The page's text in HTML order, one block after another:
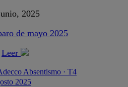
2025
de mayo 2025
Leer
Absentismo · T4
2025